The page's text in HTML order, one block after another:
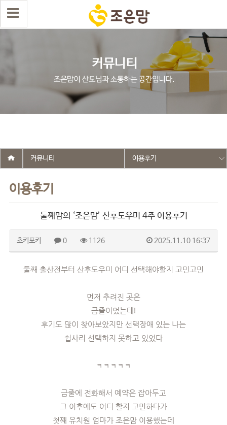
select wr_id, wr_subject from g5_write_m05_04 where wr_is_comment
= 0 and wr_datetime <= '2025-11-10 16:37:49' and wr_id <> '2643'
order by wr_datetime desc limit 1 asdasf
이용후기
커뮤니티 이용후기
둘째맘의 ‘조은맘’ 산후도우미 4주 이용후기
초키포키 0 1126 2025.11.10 16:37
둘째 출산전부터 산후도우미 어디 선택해야할지 고민고민
먼저 추려진 곳은
금줄이었는데!
후기도 많이 찾아보았지만 선택장애 있는 나는
쉽사리 선택하지 못하고 있었다
ㅋㅋㅋㅋㅋ
금줄에 전화해서 예약은 잡아두고
그 이후에도 어디 할지 고민하다가
첫째 유치원 엄마가 조은맘 이용했는데